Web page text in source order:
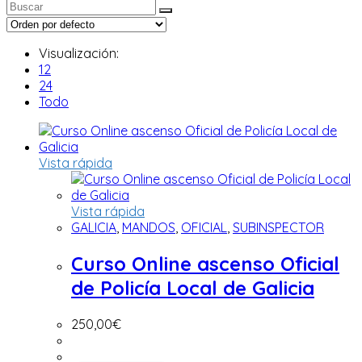
Visualización:
12
24
Todo
Vista rápida
Vista rápida
GALICIA, MANDOS, OFICIAL, SUBINSPECTOR
Curso Online ascenso Oficial
de Policía Local de Galicia
250,00€